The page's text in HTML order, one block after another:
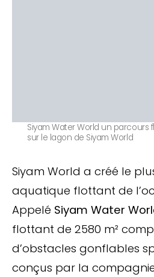
Siyam Water World un parcours
sur le lagon de Siyam World
Siyam World a créé le
aquatique flottant de
Appelé Siyam Water
flottant de 2580 m²
d’obstacles gonflables
conçus par la